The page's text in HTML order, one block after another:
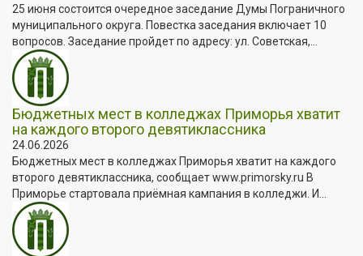
25 июня состоится очередное заседание Думы Пограничного
муниципального округа. Повестка заседания включает 10
вопросов. Заседание пройдет по адресу: ул. Советская,...
Бюджетных мест в колледжах Приморья хватит
на каждого второго девятиклассника
24.06.2026
Бюджетных мест в колледжах Приморья хватит на каждого
второго девятиклассника, сообщает www.primorsky.ru В
Приморье стартовала приёмная кампания в колледжи. И...